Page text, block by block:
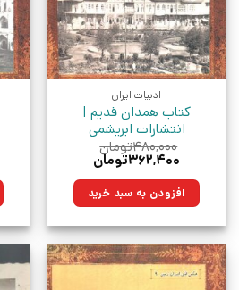
ادبیات ایران
کتاب همدان قدیم |
انتشارات ابریشمی
۴۸۰,۰۰۰تومان
قیمت
۴۸۰,۰۰۰تومان
بود.
۳۶۲,۴۰۰تومان
۳۶۲,۴۰۰تومان.افزودن به سبد خرید